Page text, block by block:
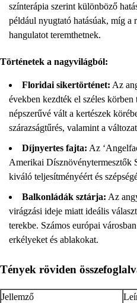
színterápia szerint különböző
például nyugtató hatásúak, míg a
hangulatot teremthetnek.
Történetek a nagyvilágból:
Floridai sikertörténet: Az
években kezdték el széles körben
népszerűvé vált a kertészek
szárazságtűrés, valamint a
Díjnyertes fajta: Az
Amerikai Dísznövénytermesztők
kiváló teljesítményéért és
Balkonládák sztárja: Az
virágzási ideje miatt ideális
terekbe. Számos európai
erkélyeket és ablakokat.
Tények röviden
Jellemző